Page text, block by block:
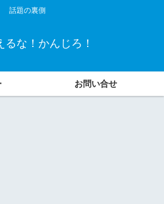
話題の裏側
るな！かんじろ！
お問い合せ